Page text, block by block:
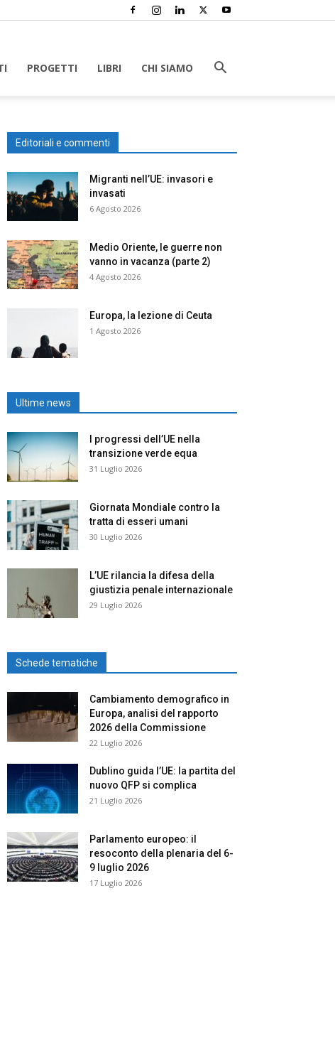
PROGETTI LIBRI CHI SIAMO
Editoriali e commenti
Migranti nell’UE: invasori e
invasati
6 Agosto 2026
Medio Oriente, le guerre non
vanno in vacanza (parte 2)
4 Agosto 2026
Europa, la lezione di Ceuta
1 Agosto 2026
Ultime news
I progressi dell’UE nella
transizione verde equa
31 Luglio 2026
Giornata Mondiale contro la
tratta di esseri umani
30 Luglio 2026
L’UE rilancia la difesa della
giustizia penale internazionale
29 Luglio 2026
Schede tematiche
Cambiamento demografico in
Europa, analisi del rapporto
2026 della Commissione
22 Luglio 2026
Dublino guida l’UE: la partita del
nuovo QFP si complica
21 Luglio 2026
Parlamento europeo: il
resoconto della plenaria del 6-
9 luglio 2026
17 Luglio 2026